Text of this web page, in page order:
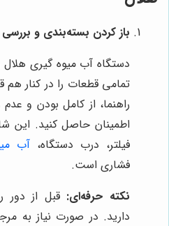
باز کردن بسته‌بندی و
دستگاه آب میوه گیری هلال
تمامی قطعات را در کنار هم
راهنما، از کامل بودن و
اطمینان حاصل کنید. این
فیلتر، درب دستگاه،آب
فشاری است.
نکته حرفه‌ای: قبل از دور
دارید. در صورت نیاز به